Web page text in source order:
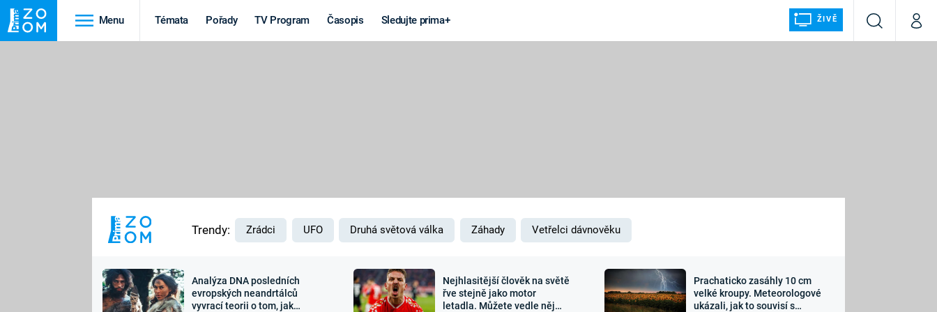
Menu Témata Pořady TV Program Časopis Sledujte prima+ ŽIVĚ
VyhledáváníMůj
MARS
Výročí
Záhady a
Zajímavosti Sledujte nás
Trendy: Zrádci UFO Druhá světová válka Záhady Vetřelci dávnověku
Analýza DNA posledních
evropských neandrtálců
vyvrací teorii o tom, jak
Nejhlasitější člověk na světě
řve stejně jako motor
letadla. Můžete vedle něj
Prachaticko zasáhly 10 cm
velké kroupy. Meteorologové
ukázali, jak to souvisí s